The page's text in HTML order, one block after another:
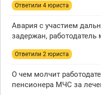
Ответили 4 юристa
Авария с участием
задержан, работодатель
Ответили 2 юристa
О чем молчит
пенсионера МЧС за